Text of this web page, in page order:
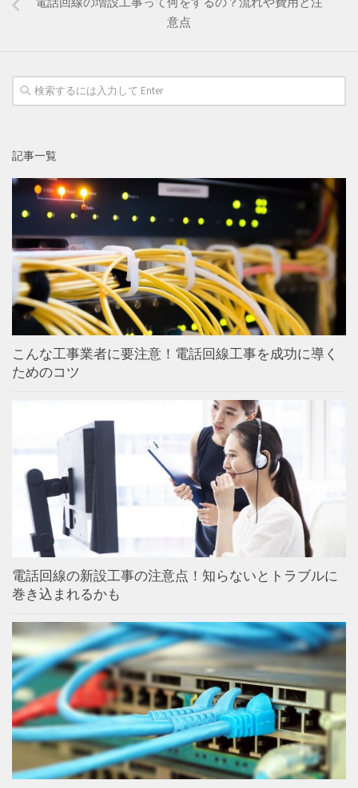
意点
記事一覧
こんな工事業者に要注意！電話回線工事を成功に導く
ためのコツ
電話回線の新設工事の注意点！知らないとトラブルに
巻き込まれるかも